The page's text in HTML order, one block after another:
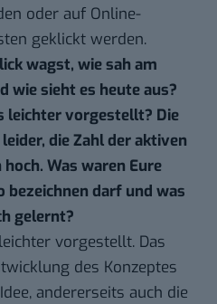
oder auf Online-
geklickt werden.
wagst, wie sah am
wie sieht es heute aus?
leichter vorgestellt? Die
die Zahl der aktiven
Was waren Eure
bezeichnen darf und was
gelernt?
vorgestellt. Das
des Konzeptes
andererseits auch die